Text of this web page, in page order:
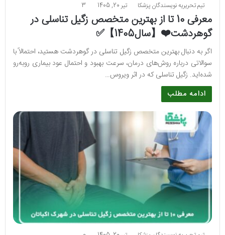
تیم تحریریه نویسندگان پزشکا تیر 20, 1405 3
معرفی 10 تا از بهترین متخصص زگیل تناسلی در
گوهردشت❤️【سال1405】✅
اگر به دنبال بهترین متخصص زگیل تناسلی در گوهردشت هستید، احتمالاً با
سوالاتی درباره روش‌های درمان، سرعت بهبود و احتمال عود بیماری روبه‌رو
شده‌اید. زگیل تناسلی که در اثر ویروس…
ادامه مطلب